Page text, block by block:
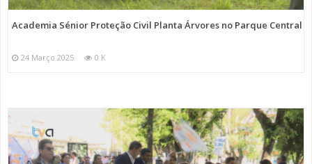
Academia Sénior Proteção Civil Planta Árvores no Parque Central
24 Março 2025 0 K